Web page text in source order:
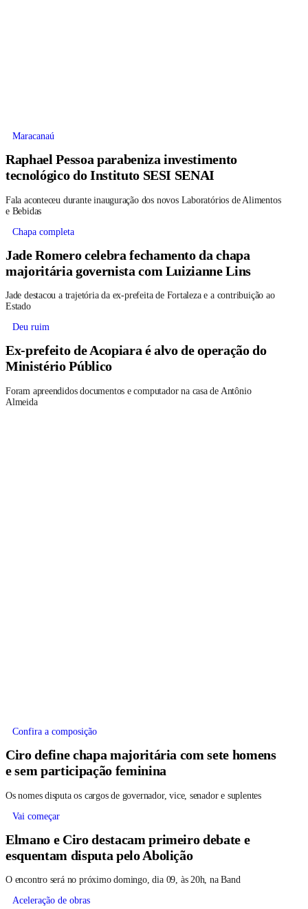
Maracanaú
Raphael Pessoa parabeniza investimento
tecnológico do Instituto SESI SENAI
Fala aconteceu durante inauguração dos novos Laboratórios de Alimentos
e Bebidas
Chapa completa
Jade Romero celebra fechamento da chapa
majoritária governista com Luizianne Lins
Jade destacou a trajetória da ex-prefeita de Fortaleza e a contribuição ao
Estado
Deu ruim
Ex-prefeito de Acopiara é alvo de operação do
Ministério Público
Foram apreendidos documentos e computador na casa de Antônio
Almeida
Confira a composição
Ciro define chapa majoritária com sete homens
e sem participação feminina
Os nomes disputa os cargos de governador, vice, senador e suplentes
Vai começar
Elmano e Ciro destacam primeiro debate e
esquentam disputa pelo Abolição
O encontro será no próximo domingo, dia 09, às 20h, na Band
Aceleração de obras